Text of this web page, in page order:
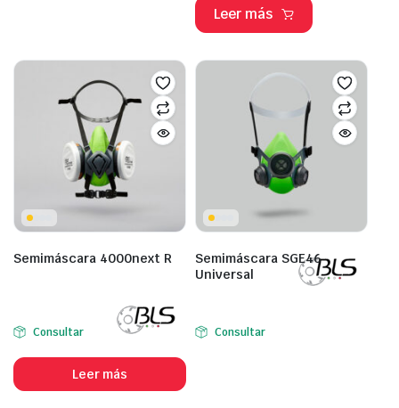
Leer más
Semimáscara 4000next R
Consultar
Leer más
Semimáscara SGE46
Universal
Consultar